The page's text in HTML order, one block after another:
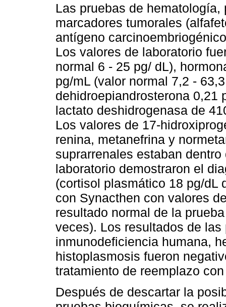
Las pruebas de
marcadores tumorales
antígeno
Los valores de laboratorio
normal 6 - 25 pg/ dL),
pg/mL (valor normal 7,2 -
dehidroepiandrosterona 0,21
lactato deshidrogenasa de
Los valores de 17-
renina, metanefrina y
suprarrenales estaban
laboratorio demostraron el
(cortisol plasmático 18 pg/dL
con Synacthen con valores
resultado normal de la
veces). Los resultados de
inmunodeficiencia humana,
histoplasmosis fueron
tratamiento de reemplazo
Después de descartar la